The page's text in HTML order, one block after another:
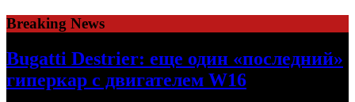
Skip
to
content
Breaking News
Bugatti Destrier: еще один «последний»
гиперкар с двигателем W16